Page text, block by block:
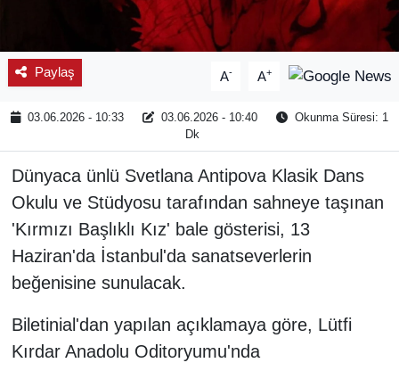
Paylaş A- A+
03.06.2026 - 10:33 03.06.2026 - 10:40
Okunma Süresi: 1
Dk
Dünyaca ünlü Svetlana Antipova Klasik Dans
Okulu ve Stüdyosu tarafından sahneye taşınan
'Kırmızı Başlıklı Kız' bale gösterisi, 13
Haziran'da İstanbul'da sanatseverlerin
beğenisine sunulacak.
Biletinial'dan yapılan açıklamaya göre, Lütfi
Kırdar Anadolu Oditoryumu'nda